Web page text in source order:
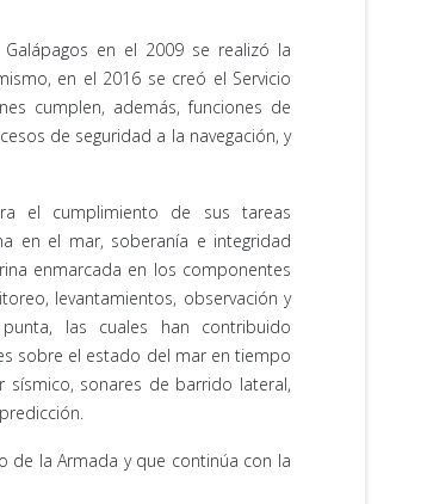
en el 2009 se realizó la
en el 2016 se creó el Servicio
cumplen, además, funciones de
de seguridad a la navegación, y
el cumplimiento de sus tareas
en el mar, soberanía e integridad
enmarcada en los componentes
levantamientos, observación y
las cuales han contribuido
sobre el estado del mar en tiempo
sísmico, sonares de barrido lateral,
de la Armada y que continúa con la